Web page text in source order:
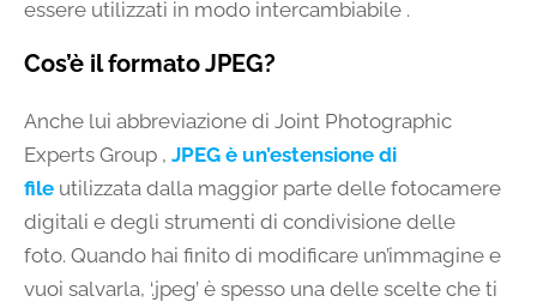
essere utilizzati in modo intercambiabile .
Cos’è il formato JPEG?
Anche lui abbreviazione di Joint Photographic
Experts Group , JPEG è un’estensione di
file utilizzata dalla maggior parte delle fotocamere
digitali e degli strumenti di condivisione delle
foto. Quando hai finito di modificare un’immagine e
vuoi salvarla, ‘.jpeg’ è spesso una delle scelte che ti